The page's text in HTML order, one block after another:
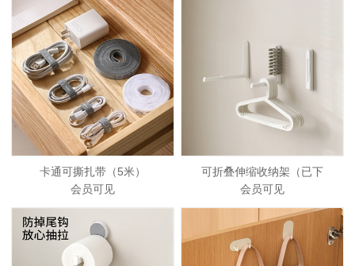
卡通可撕扎带（5米）
会员可见
可折叠伸缩收纳架（已下
会员可见